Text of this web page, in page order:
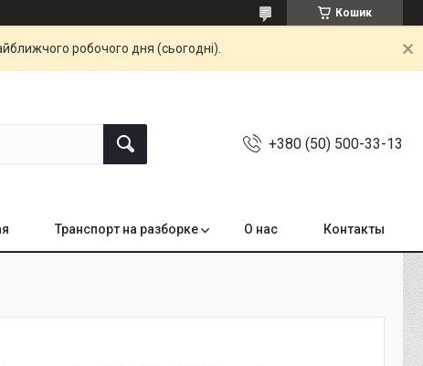
Кошик
робочого дня (сьогодні).
+380 (50) 500-33-13
Транспорт на разборке О нас Контакты